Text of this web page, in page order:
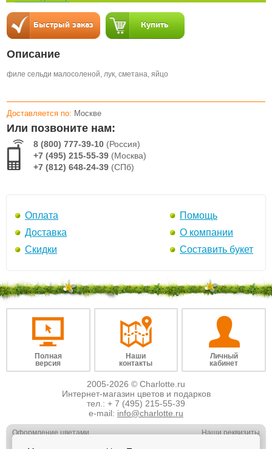
Описание
филе сельди малосоленой, лук, сметана, яйцо
Доставляется по: Москве
Или позвоните нам:
8 (800) 777-39-10 (Россия)
+7 (495) 215-55-39 (Москва)
+7 (812) 648-24-39 (СПб)
Оплата
Доставка
Скидки
Помощь
О компании
Составить букет
Полная
версия
Наши
контакты
Личный
кабинет
2005-2026 © Charlotte.ru
Интернет-магазин цветов и подарков
тел.: + 7 (495) 215-55-39
e-mail: info@charlotte.ru
Оформление цветами
Наши реквизиты